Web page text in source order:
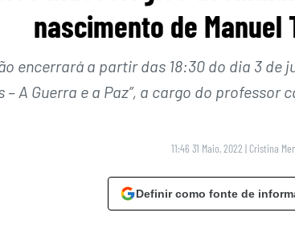
nascimento de Manuel
encerrará a partir das 18:30 do dia 3 de
– A Guerra e a Paz”, a cargo do professor
11:46 31 Maio, 2022 | Cristina
Definir como fonte de